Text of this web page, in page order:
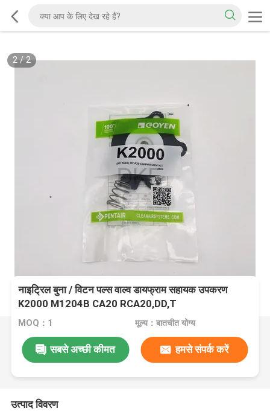
2/ 2
नाइट्रिल बुना / विटन पल्स वाल्व डायफ्राम सहायक उपकरण
K2000 M1204B CA20 RCA20,DD,T
MOQ：1 मूल्य：बातचीत योग्य
सबसे अच्छी कीमत हमसे संपर्क करें
उत्पाद विवरण